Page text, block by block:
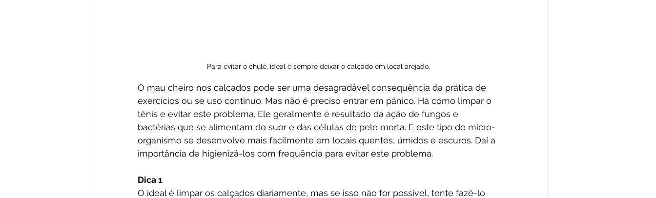
Para evitar o chulé, ideal é sempre deixar o calçado em local arejado.
O mau cheiro nos calçados pode ser uma desagradável consequência da prática de
exercícios ou se uso continuo. Mas não é preciso entrar em pânico. Há como limpar o
tênis e evitar este problema. Ele geralmente é resultado da ação de fungos e
bactérias que se alimentam do suor e das células de pele morta. E este tipo de micro-
organismo se desenvolve mais facilmente em locais quentes, úmidos e escuros. Daí a
importância de higienizá-los com frequência para evitar este problema.
Dica 1
O ideal é limpar os calçados diariamente, mas se isso não for possível, tente fazê-lo